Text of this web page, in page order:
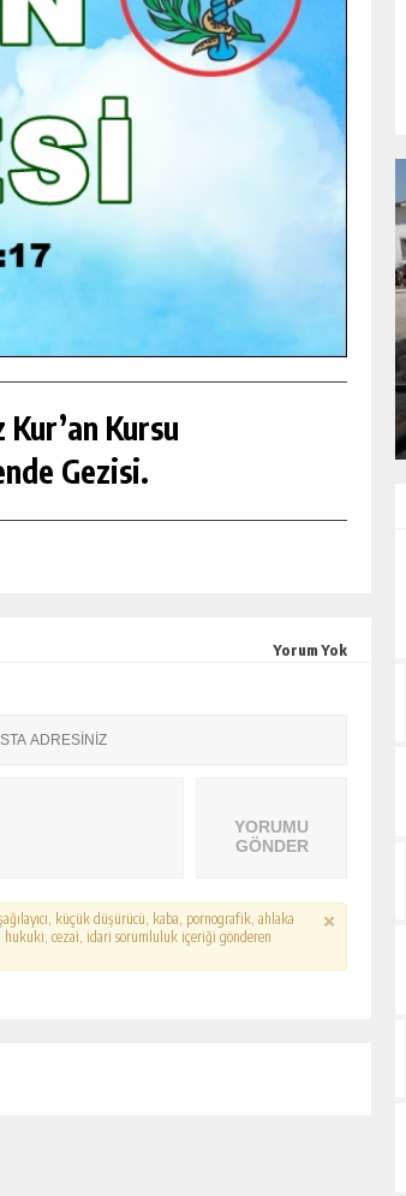
Kur’an Kursu
Gezisi.
Yorum Yok
YORUMU
GÖNDER
küçük düşürücü, kaba, pornografik, ahlaka
cezai, idari sorumluluk içeriği gönderen
GÜNLÜK HABER AKIŞI
HAFIZLIK KIZ KUR’AN KURSU